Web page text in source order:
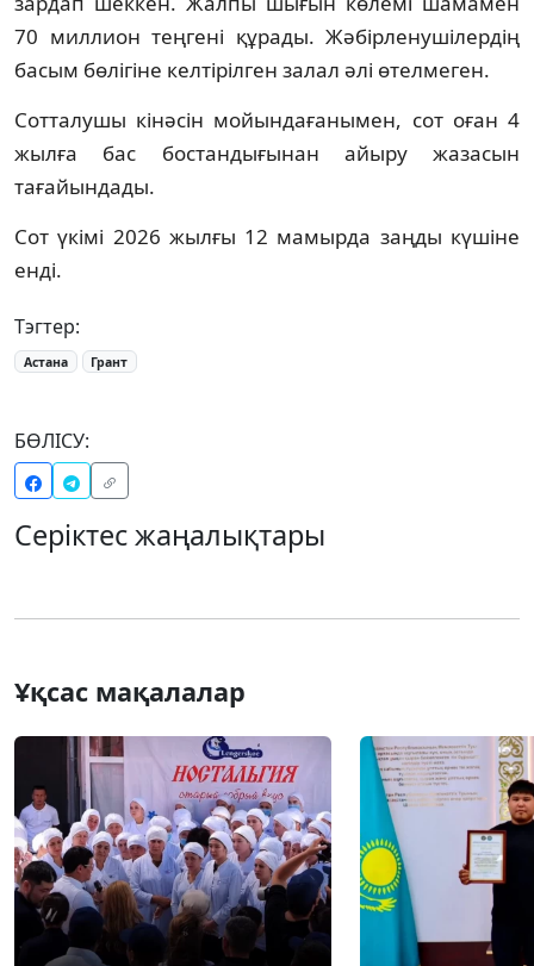
70 миллион теңгені құрады. Жәбірленушілердің
басым бөлігіне келтірілген залал әлі өтелмеген.
Сотталушы кінәсін мойындағанымен, сот оған 4
жылға бас бостандығынан айыру жазасын
тағайындады.
Сот үкімі 2026 жылғы 12 мамырда заңды күшіне
енді.
Тэгтер:
Астана Грант
БӨЛІСУ:
Серіктес жаңалықтары
Ұқсас мақалалар